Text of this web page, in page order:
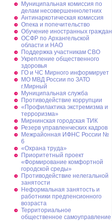
Муниципальная комиссия по
делам несовершеннолетних
Антинаркотическая комиссия
Опека и попечительство
Обучение иностранных граждан
ОСФР по Архангельской
области и НАО
Поддержка участникам СВО
Укрепление общественного
здоровья
ГО и ЧС Мирного информирует
МО МВД России по ЗАТО
г.Мирный
Муниципальная cлужба
Противодействие коррупции
«Профилактика экстремизма и
терроризма»
Мирнинская городская ТИК
Резерв управленческих кадров
Межрайонная ИФНС России №
6
«Охрана труда»
Приоритетный проект
«Формирование комфортной
городской среды»
Противодействие нелегальной
занятости
Неформальная занятость и
работники предпенсионного
возраста
Территориальное
общественное самоуправление